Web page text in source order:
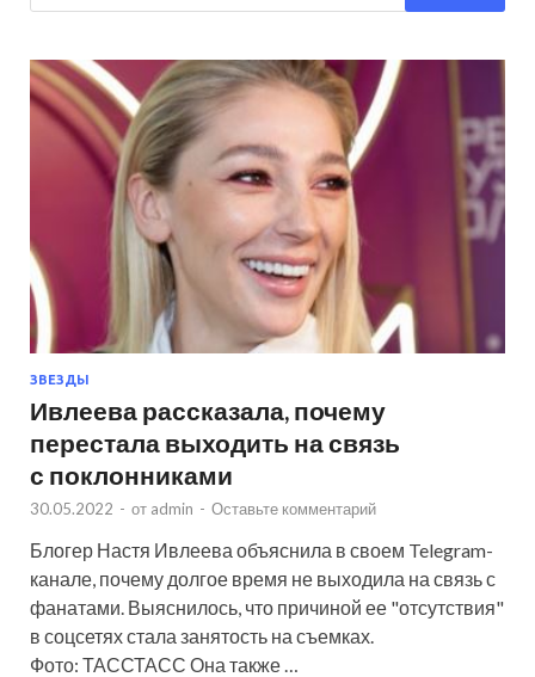
ЗВЕЗДЫ
Ивлеева рассказала, почему
перестала выходить на связь
с поклонниками
30.05.2022 - от admin - Оставьте комментарий
Блогер Настя Ивлеева объяснила в своем Telegram-
канале, почему долгое время не выходила на связь с
фанатами. Выяснилось, что причиной ее "отсутствия"
в соцсетях стала занятость на съемках.
Фото: ТАССТАСС Она также …